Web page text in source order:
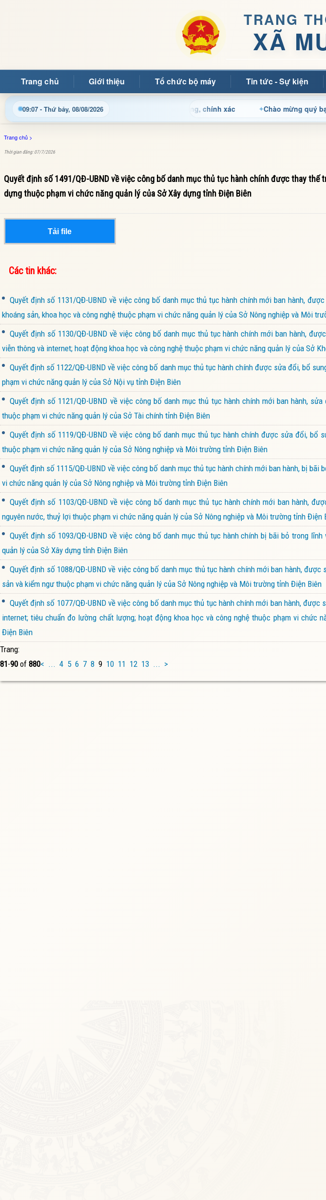
TRANG
XÃ
Trang chủ Giới thiệu Tổ chức bộ máy Tin tức - Sự kiện
09:07 - Thứ bảy, 08/08/2026
chính và tin tức địa phương nhanh chóng, chính xác Chào mừng quý bạn đọc
Trang chủ >
Thời gian đăng: 07/7/2026
Quyết định số 1491/QĐ-UBND về việc công bố danh mục thủ tục hành chính được thay
dựng thuộc phạm vi chức năng quản lý của Sở Xây dựng tỉnh Điện Biên
Tải file
Các tin khác:
Quyết định số 1131/QĐ-UBND về việc công bố danh mục thủ tục hành chính mới ban hành,
khoáng sản, khoa học và công nghệ thuộc phạm vi chức năng quản lý của Sở Nông nghiệp và Môi
Quyết định số 1130/QĐ-UBND về việc công bố danh mục thủ tục hành chính mới ban hành,
viễn thông và internet; hoạt động khoa học và công nghệ thuộc phạm vi chức năng quản lý của Sở
Quyết định số 1122/QĐ-UBND về việc công bố danh mục thủ tục hành chính được sửa đổi, bổ
phạm vi chức năng quản lý của Sở Nội vụ tỉnh Điện Biên
Quyết định số 1121/QĐ-UBND về việc công bố danh mục thủ tục hành chính mới ban hành,
thuộc phạm vi chức năng quản lý của Sở Tài chính tỉnh Điện Biên
Quyết định số 1119/QĐ-UBND về việc công bố danh mục thủ tục hành chính được sửa đổi, bổ
thuộc phạm vi chức năng quản lý của Sở Nông nghiệp và Môi trường tỉnh Điện Biên
Quyết định số 1115/QĐ-UBND về việc công bố danh mục thủ tục hành chính mới ban hành, bị
vi chức năng quản lý của Sở Nông nghiệp và Môi trường tỉnh Điện Biên
Quyết định số 1103/QĐ-UBND về việc công bố danh mục thủ tục hành chính mới ban hành,
nguyên nước, thuỷ lợi thuộc phạm vi chức năng quản lý của Sở Nông nghiệp và Môi trường tỉnh Điện
Quyết định số 1093/QĐ-UBND về việc công bố danh mục thủ tục hành chính bị bãi bỏ trong
quản lý của Sở Xây dựng tỉnh Điện Biên
Quyết định số 1088/QĐ-UBND về việc công bố danh mục thủ tục hành chính mới ban hành,
sản và kiểm ngư thuộc phạm vi chức năng quản lý của Sở Nông nghiệp và Môi trường tỉnh Điện Biên
Quyết định số 1077/QĐ-UBND về việc công bố danh mục thủ tục hành chính mới ban hành,
internet; tiêu chuẩn đo lường chất lượng; hoạt động khoa học và công nghệ thuộc phạm vi chức
Điện Biên
Trang:
81-90 of 880< ... 4 5 6 7 8 9 10 11 12 13 ... >